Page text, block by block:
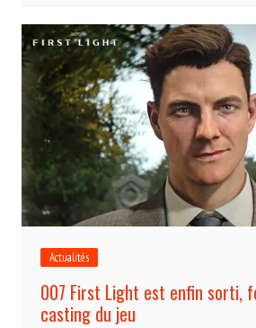
Actualités
007 First Light est enfin sorti,
casting du jeu